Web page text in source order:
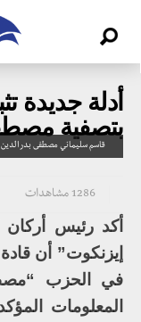
أدلة جديدة
بتصفية
قاسم سليماني مصطفى بدر الدين
1286 مشاهدات
أكد رئيس أركان
إيزنكوت” أن
في الحزب
المعلومات